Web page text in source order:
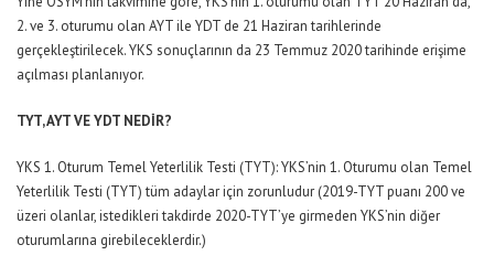
2. ve 3. oturumu olan AYT ile YDT de 21 Haziran tarihlerinde
gerçekleştirilecek. YKS sonuçlarının da 23 Temmuz 2020 tarihinde erişime
açılması planlanıyor.
TYT, AYT VE YDT NEDİR?
YKS 1. Oturum Temel Yeterlilik Testi (TYT): YKS’nin 1. Oturumu olan Temel
Yeterlilik Testi (TYT) tüm adaylar için zorunludur (2019-TYT puanı 200 ve
üzeri olanlar, istedikleri takdirde 2020-TYT’ye girmeden YKS’nin diğer
oturumlarına girebileceklerdir.)